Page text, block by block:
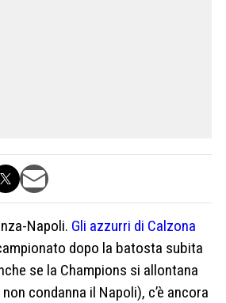
Napoli. Gli azzurri di Calzona
dopo la batosta subita
se la Champions si allontana
condanna il Napoli), c’è ancora